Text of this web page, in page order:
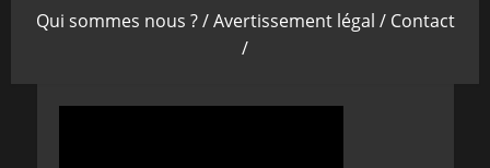
Qui sommes nous ? /Avertissement légal / Contact
/